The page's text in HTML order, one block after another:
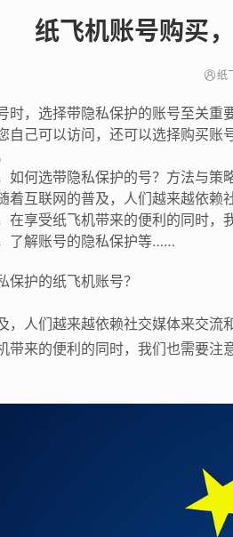
纸飞机账号购买
纸
时，选择带隐私保护的账号至关
自己可以访问，还可以选择购买
如何选带隐私保护的号？方法与
着互联网的普及，人们越来越依
在享受纸飞机带来的便利的同时
了解账号的隐私保护等……
保护的纸飞机账号？
，人们越来越依赖社交媒体来交
带来的便利的同时，我们也需要